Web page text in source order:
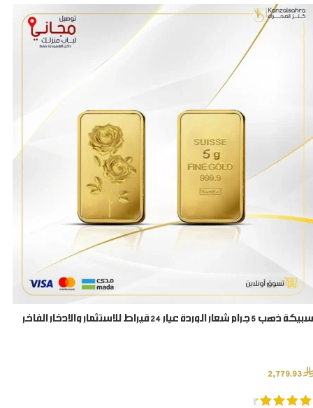
سبيكة ذهب 5 جرام شعار الوردة عيار 24 قيراط للاستثمار والادخار الفاخر
⃁